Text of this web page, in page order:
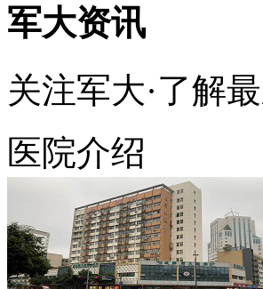
军大资讯
关注军大·了解
医院介绍